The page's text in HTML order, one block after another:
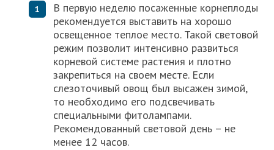
В первую неделю посаженные корнеплоды
рекомендуется выставить на хорошо
освещенное теплое место. Такой световой
режим позволит интенсивно развиться
корневой системе растения и плотно
закрепиться на своем месте. Если
слезоточивый овощ был высажен зимой,
то необходимо его подсвечивать
специальными фитолампами.
Рекомендованный световой день – не
менее 12 часов.